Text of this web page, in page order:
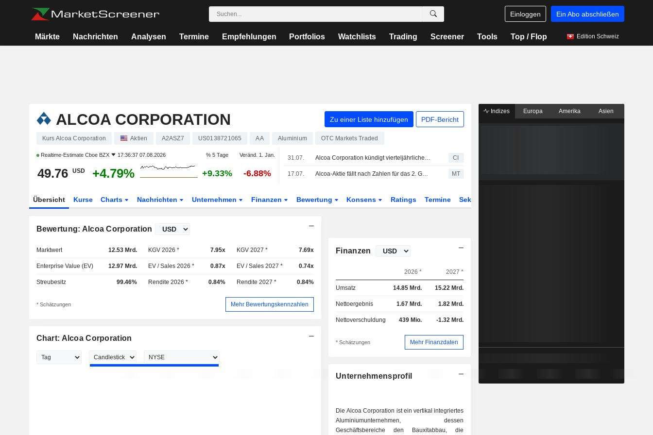
Einloggen Ein Abo abschließen
Märkte Nachrichten Analysen Termine Empfehlungen Portfolios Watchlists Trading Screener Tools Top / Flop Edition Schweiz
ALCOA CORPORATION Zu einer Liste hinzufügen PDF-Bericht
Kurs Alcoa Corporation Aktien A2ASZ7 US0138721065 AA Aluminium OTC Markets Traded
Realtime-Estimate Cboe BZX 17:36:37 07.08.2026 % 5 Tage Veränd. 1. Jan.
49.76 USD +4.79% +9.33% -6.88%
31.07. Alcoa Corporation kündigt vierteljährliche Bardividende an, zahlbar am 27. August 2026 CI
17.07. Alcoa-Aktie fällt nach Zahlen für das 2. Geschäftsquartal unter Analystenerwartungen MT
Übersicht Kurse Charts Nachrichten Unternehmen Finanzen Bewertung Konsens Ratings Termine Sektor
Bewertung: Alcoa Corporation
Marktwert 12.53 Mrd. KGV 2026 * 7.95x KGV 2027 * 7.69x
Enterprise Value (EV) 12.97 Mrd. EV / Sales 2026 * 0.87x EV / Sales 2027 * 0.74x
Streubesitz 99.46% Rendite 2026 * 0.84% Rendite 2027 * 0.84%
* Schätzungen Mehr Bewertungskennzahlen
Chart: Alcoa Corporation
Finanzen
2026 * 2027 *
Umsatz 14.85 Mrd. 15.22 Mrd.
Nettoergebnis 1.67 Mrd. 1.82 Mrd.
Nettoverschuldung 439 Mio. -1.32 Mrd.
* Schätzungen Mehr Finanzdaten
Unternehmensprofil
Die Alcoa Corporation ist ein vertikal integriertes
Aluminiumunternehmen, dessen
Geschäftsbereiche den Bauxitabbau, die
Indizes Europa Amerika Asien